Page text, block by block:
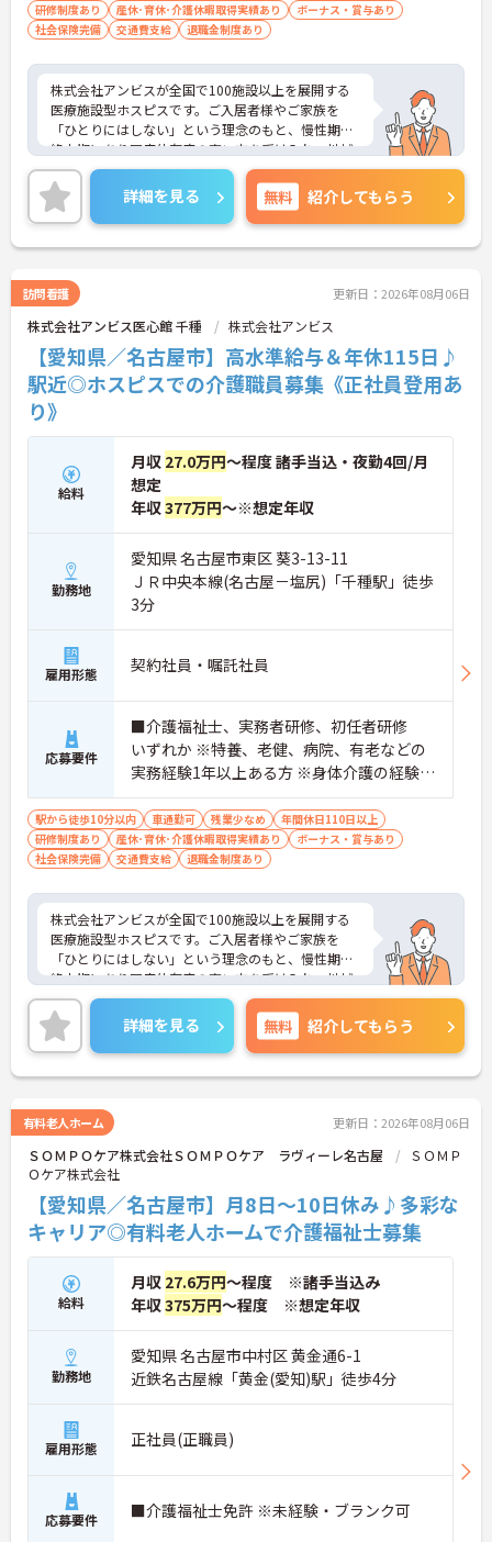
・訪問スケジュールに沿って施設内でのケアを行う
ため、月平均の残業時間は5時間から7時間程度とか
・夜勤明けの翌日は原則としてお休みとなるシフト
編成が組まれており、しっかりと休息を取りながら
長期的な就業が可能です
＜評価制度でキャリアアップ＞
・介護福祉士や初任者研修などの資格や実務経験、
夜勤回数がしっかりと給与に反映されるためモチベ
ーションを維持できます
・年次を問わずリーダーや主任などのマネジメント
職へ昇格する事例も多数あり、腰を据えて長期的な
キャリア形成が可能です
研修制度あり 産休･育休･介護休暇取得実績あり
ボーナス・賞与あり
社会保険完備
交通費支給 退職金制度あり
株式会社アンビスが全国で100施設以上を展開する
医療施設型ホスピスです。ご入居者様やご家族を
「ひとりにはしない」という理念のもと、慢性期や
終末期にあり医療依存度の高い方を受け入れ、地域
医療を支える社会的意義の高い事業を推進していま
す。現場には看護師が24時間常駐しています。急変
時の対応や医療行為は看護師が担当するため、初任
者研修や実務者研修の方も食事介助や入浴介助など
の生活を支えるケアに専念できる環境です。多職種
連携の体制がしっかりと整っています。働き方の面
では、夜勤明けの翌日が原則として公休となるほ
か、月平均の残業時間も5時間から7時間程度とかな
り少なめです。常勤スタッフの比率が90パーセント
を超えているため急な勤務変更が発生しにくく、あ
らかじめ決められた訪問予定表に沿って規則正しく
働けます。入職後は現場スタッフによるお一人おひ
とりに合わせた個別のOJT研修が実施されます。eラ
専門性を着実に深めていける環境が用意されていま
す。
★おすすめPOINT★
・入職後はお一人おひとりの習熟度に合わせた個別
のＯＪＴ研修を実施し、ｅラーニングを用いた学習
の機会も提供されます
の対応や専門的な医療処置は看護師が担当するため
負担が減ります
・介護スタッフと看護スタッフの比率が1対1で相談
しやすく、初任者研修や実務者研修からでも着実に
専門性を高められます
＜残業月7時間以下で身体の負担を軽減！＞
・常勤で働くスタッフの比率が90パーセント以上と
高く、急なシフト変更や無理な長時間勤務が発生し
にくい人員体制です
・訪問スケジュールに沿って施設内でのケアを行う
ため、月平均の残業時間は5時間から7時間程度とか
なり少なめに抑えられます
編成が組まれており、しっかりと休息を取りながら
長期的な就業が可能です
＜評価制度でキャリアアップ＞
・介護福祉士や初任者研修などの資格や実務経験、
夜勤回数がしっかりと給与に反映されるためモチベ
ーションを維持できます
・年次を問わずリーダーや主任などのマネジメント
職へ昇格する事例も多数あり、腰を据えて長期的な
キャリア形成が可能です
詳細を見る 無料 紹介してもらう
訪問看護 更新日：2026年08月06日
株式会社アンビス医心館 千種 株式会社アンビス
【愛知県／名古屋市】高水準給与＆年休115日♪
駅近◎ホスピスでの介護職員募集《正社員登用あ
り》
給料
月収 27.0万円～程度 諸手当込・夜勤4回/月
想定
年収377万円～※想定年収
勤務地
愛知県 名古屋市東区 葵3-13-11
ＪＲ中央本線(名古屋－塩尻)「千種駅」徒歩
3分
雇用形態 契約社員・嘱託社員
応募要件
■介護福祉士、実務者研修、初任者研修
いずれか ※特養、老健、病院、有老などの
実務経験1年以上ある方 ※身体介護の経験年
以上ある方、機械浴の使用の経験のある方
歓迎
駅から徒歩10分以内 車通勤可 残業少なめ
年間休日110日以上
研修制度あり
産休･育休･介護休暇取得実績あり
ボーナス・賞与あり
社会保険完備
交通費支給 退職金制度あり
株式会社アンビスが全国で100施設以上を展開する
医療施設型ホスピスです。ご入居者様やご家族を
「ひとりにはしない」という理念のもと、慢性期や
終末期にあり医療依存度の高い方を受け入れ、地域
医療を支える社会的意義の高い事業を推進していま
す。現場には看護師が24時間常駐しています。急変
時の対応や医療行為は看護師が担当するため、初任
者研修や実務者研修の方も食事介助や入浴介助など
の生活を支えるケアに専念できる環境です。多職種
連携の体制がしっかりと整っています。働き方の面
では、夜勤明けの翌日が原則として公休となるほ
か、月平均の残業時間も5時間から7時間程度とかな
り少なめです。常勤スタッフの比率が90パーセント
を超えているため急な勤務変更が発生しにくく、あ
らかじめ決められた訪問予定表に沿って規則正しく
働けます。入職後は現場スタッフによるお一人おひ
とりに合わせた個別のOJT研修が実施されます。eラ
ーニングも導入されており、多職種と連携しながら
専門性を着実に深めていける環境が用意されていま
す。
★おすすめPOINT★
＜個別ＯＪＴとチーム連携で着実に成長！＞
・入職後はお一人おひとりの習熟度に合わせた個別
の機会も提供されます
・施設内には看護師が24時間常駐しており、急変時
の対応や専門的な医療処置は看護師が担当するため
負担が減ります
・介護スタッフと看護スタッフの比率が1対1で相談
しやすく、初任者研修や実務者研修からでも着実に
詳細を見る 無料 紹介してもらう
有料老人ホーム 更新日：2026年08月06日
ＳＯＭＰＯケア株式会社ＳＯＭＰＯケア ラヴィーレ名古屋
ＳＯＭＰ
Ｏケア株式会社
【愛知県／名古屋市】月8日～10日休み♪多彩な
キャリア◎有料老人ホームで介護福祉士募集
給料
月収 27.6万円～程度 ※諸手当込み
年収375万円～程度 ※想定年収
勤務地
愛知県 名古屋市中村区 黄金通6-1
近鉄名古屋線「黄金(愛知)駅」徒歩4分
雇用形態 正社員(正職員)
応募要件 ■介護福祉士免許 ※未経験・ブランク可